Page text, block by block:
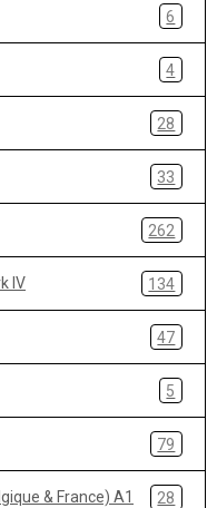
6
4
28
33
262
IV 134
47
5
79
& France) A1 28